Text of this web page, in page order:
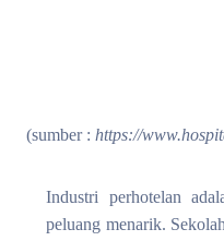
(sumber : https://
Industri perhotelan
peluang menarik.